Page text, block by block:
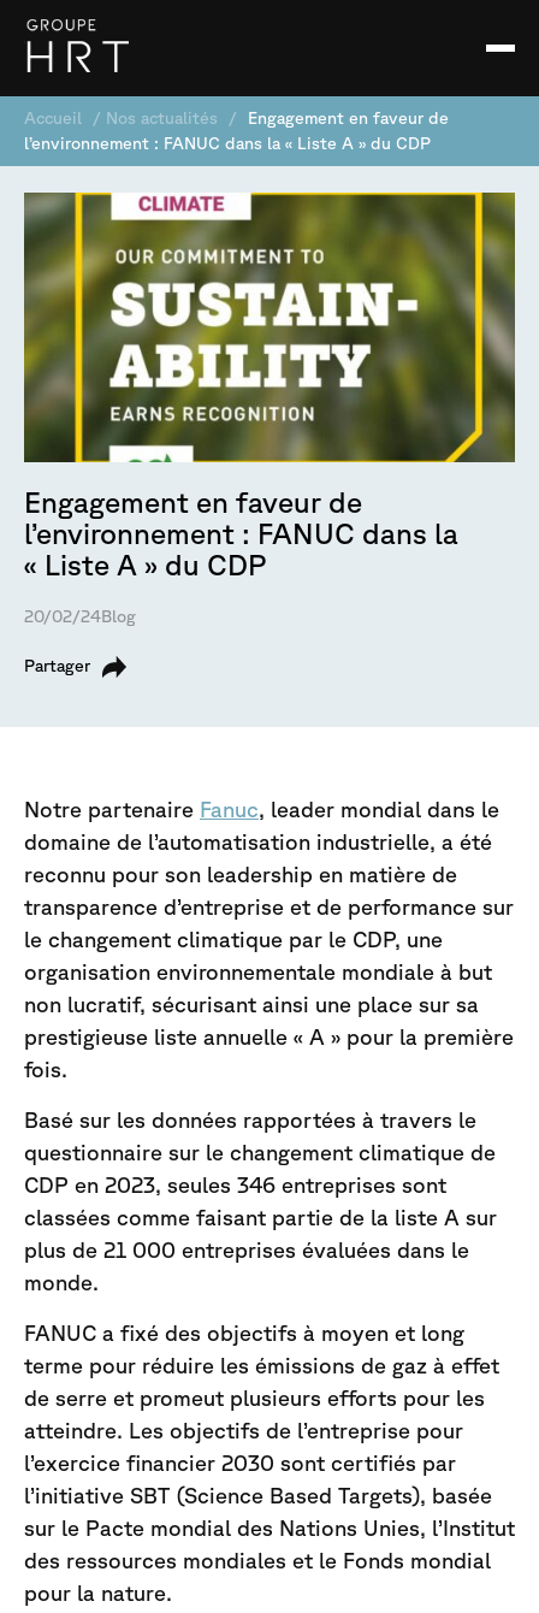
Accueil / Nos actualités /
Engagement en faveur de
l’environnement : FANUC dans la « Liste A » du CDP
Engagement en faveur de
l’environnement : FANUC dans la
« Liste A » du CDP
20/02/24Blog
Partager
Notre partenaire Fanuc, leader mondial dans le
domaine de l’automatisation industrielle, a été
reconnu pour son leadership en matière de
transparence d’entreprise et de performance sur
le changement climatique par le CDP, une
organisation environnementale mondiale à but
non lucratif, sécurisant ainsi une place sur sa
prestigieuse liste annuelle « A » pour la première
fois.
Basé sur les données rapportées à travers le
questionnaire sur le changement climatique de
CDP en 2023, seules 346 entreprises sont
classées comme faisant partie de la liste A sur
plus de 21 000 entreprises évaluées dans le
monde.
FANUC a fixé des objectifs à moyen et long
terme pour réduire les émissions de gaz à effet
de serre et promeut plusieurs efforts pour les
atteindre. Les objectifs de l’entreprise pour
l’exercice financier 2030 sont certifiés par
l’initiative SBT (Science Based Targets), basée
sur le Pacte mondial des Nations Unies, l’Institut
des ressources mondiales et le Fonds mondial
pour la nature.